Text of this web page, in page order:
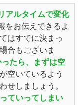
アルタイムで変化
をお伝えできるよ
はすでに決まっ
合もございま
たら、まずは空
空いているよう
せしましょう。
ていってしまい